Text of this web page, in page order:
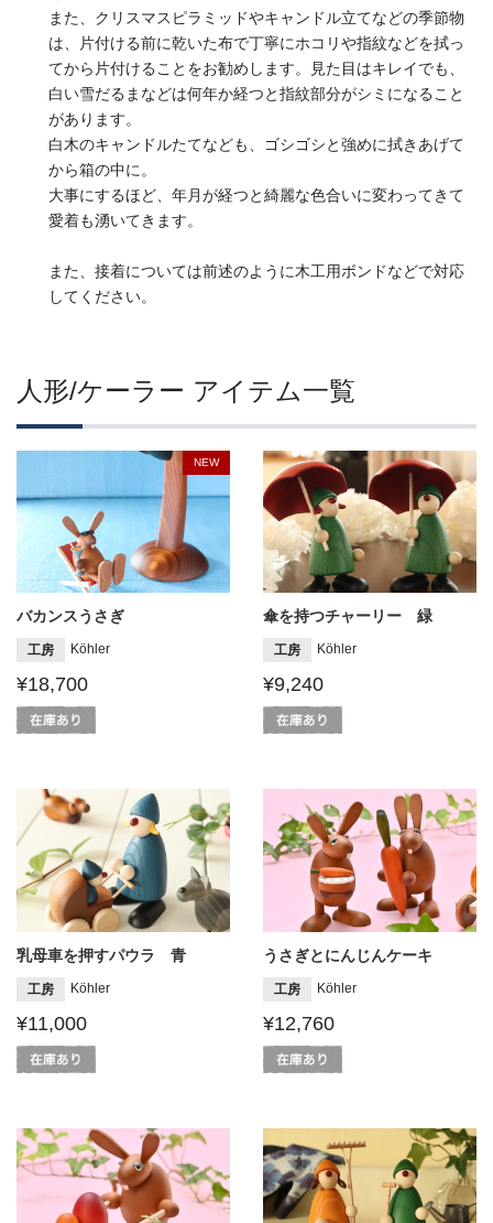
また、クリスマスピラミッドやキャンドル立てなどの季節物
は、片付ける前に乾いた布で丁寧にホコリや指紋などを拭っ
てから片付けることをお勧めします。見た目はキレイでも、
白い雪だるまなどは何年か経つと指紋部分がシミになること
があります。
白木のキャンドルたてなども、ゴシゴシと強めに拭きあげて
から箱の中に。
大事にするほど、年月が経つと綺麗な色合いに変わってきて
愛着も湧いてきます。
また、接着については前述のように木工用ボンドなどで対応
してください。
人形/ケーラー アイテム一覧
NEW
バカンスうさぎ
工房 Köhler
¥18,700
傘を持つチャーリー 緑
工房 Köhler
¥9,240
乳母車を押すパウラ 青
工房 Köhler
¥11,000
うさぎとにんじんケーキ
工房 Köhler
¥12,760